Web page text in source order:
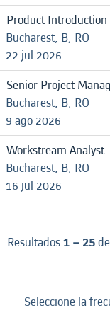
Product Introduction
Bucharest, B, RO
22 jul 2026
Senior Project
Bucharest, B, RO
9 ago 2026
Workstream Analyst
Bucharest, B, RO
16 jul 2026
Resultados1 – 25de
Seleccione la